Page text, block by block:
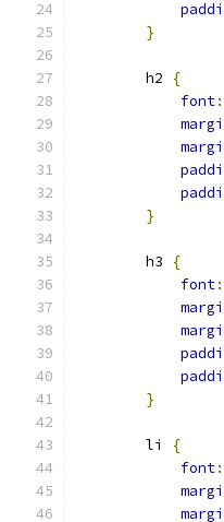
}
        h2
{
font:
}
        h3
{
font:
}
        li
{
font: